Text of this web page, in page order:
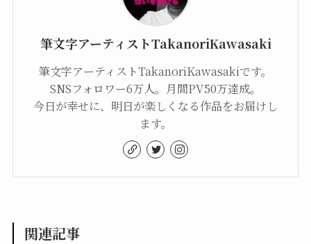
筆文字アーティストTakanoriKawasaki
筆文字アーティストTakanoriKawasakiです。
SNSフォロワー6万人。月間PV50万達成。
今日が幸せに、明日が楽しくなる作品をお届けし
ます。
関連記事